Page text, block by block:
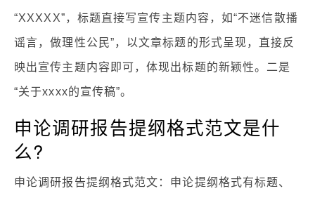
“XXXXX”，标题直接写宣传主题内容，如“不迷信散播
谣言，做理性公民”，以文章标题的形式呈现，直接反
映出宣传主题内容即可，体现出标题的新颖性。二是
“关于xxxx的宣传稿”。
申论调研报告提纲格式范文是什
么?
申论调研报告提纲格式范文：申论提纲格式有标题、